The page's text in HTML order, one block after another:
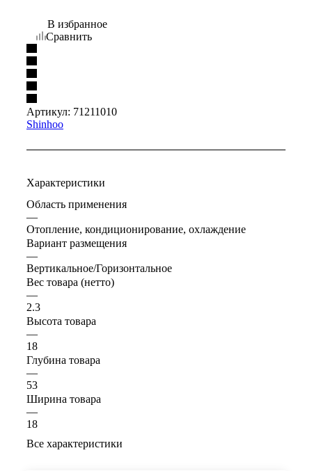
В избранное
Сравнить
Артикул: 71211010
Shinhoo
Характеристики
Область применения
—
Отопление, кондиционирование, охлаждение
Вариант размещения
—
Вертикальное/Горизонтальное
Вес товара (нетто)
—
2.3
Высота товара
—
18
Глубина товара
—
53
Ширина товара
—
18
Все характеристики